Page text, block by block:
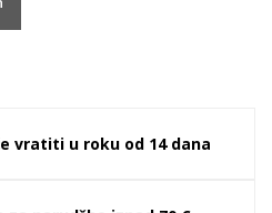
vratiti u roku od 14 dana